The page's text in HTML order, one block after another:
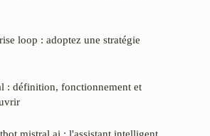
loop : adoptez une stratégie
: définition, fonctionnement et
mistral ai : l'assistant intelligent